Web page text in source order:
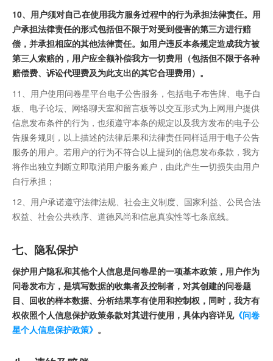
10、用户须对自己在使用我方服务过程中的行为承担法律责任。用
户承担法律责任的形式包括但不限于对受到侵害的第三方进行赔
偿，并承担相应的其他法律责任。如用户违反本条规定造成我方被
第三人索赔的，用户应全额补偿我方一切费用（包括但不限于各种
赔偿费、诉讼代理费及为此支出的其它合理费用）。
11、用户使用问卷星平台电子公告服务，包括电子布告牌、电子白
板、电子论坛、网络聊天室和留言板等以交互形式为上网用户提供
信息发布条件的行为，也须遵守本条的规定以及我方发布的电子公
告服务规则，以上描述的法律后果和法律责任同样适用于电子公告
服务的用户。若用户的行为不符合以上提到的信息发布条款，我方
将作出独立判断立即取消用户服务账户，由此产生一切损失由用户
自行承担；
12、用户承诺遵守法律法规、社会主义制度、国家利益、公民合法
权益、社会公共秩序、道德风尚和信息真实性等七条底线。
七、隐私保护
保护用户隐私和其他个人信息是问卷星的一项基本政策，用户作为
问卷发布方，是填写数据的收集者及控制者，对其创建的问卷题
目、回收的样本数据、分析结果享有使用和控制权，同时，我方有
权依照个人信息保护政策条款对其进行使用，具体内容详见《问卷
星个人信息保护政策》 。